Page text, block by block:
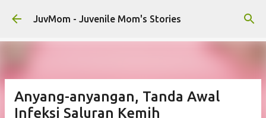
Langsung ke konten utama
JuvMom - Juvenile Mom's Stories
Anyang-anyangan, Tanda Awal
Infeksi Saluran Kemih